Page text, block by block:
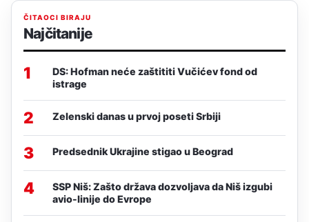
ČITAOCI BIRAJU
Najčitanije
1
DS: Hofman neće zaštititi Vučićev fond od
istrage
2 Zelenski danas u prvoj poseti Srbiji
3 Predsednik Ukrajine stigao u Beograd
4
SSP Niš: Zašto država dozvoljava da Niš izgubi
avio-linije do Evrope